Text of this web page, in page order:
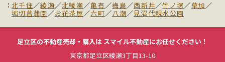
北千住／綾瀬／北綾瀬／亀有／梅島／西新井／竹ノ塚／草加／
堀切菖蒲園／お花茶屋／六町／八潮／見沼代親水公園
足立区の不動産売却・購入は スマイル不動産にお任せください！
東京都足立区綾瀬3丁目13-10